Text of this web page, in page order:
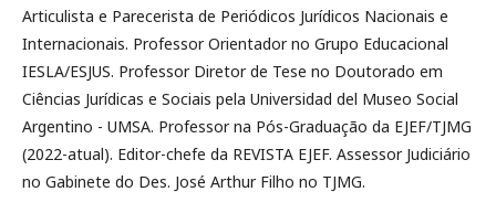
Articulista e Parecerista de Periódicos Jurídicos Nacionais e
Internacionais. Professor Orientador no Grupo Educacional
IESLA/ESJUS. Professor Diretor de Tese no Doutorado em
Ciências Jurídicas e Sociais pela Universidad del Museo Social
Argentino - UMSA. Professor na Pós-Graduação da EJEF/TJMG
(2022-atual). Editor-chefe da REVISTA EJEF. Assessor Judiciário
no Gabinete do Des. José Arthur Filho no TJMG.